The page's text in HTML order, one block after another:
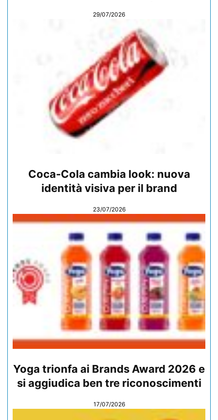
29/07/2026
Coca-Cola cambia look: nuova
identità visiva per il brand
23/07/2026
Yoga trionfa ai Brands Award 2026 e
si aggiudica ben tre riconoscimenti
17/07/2026